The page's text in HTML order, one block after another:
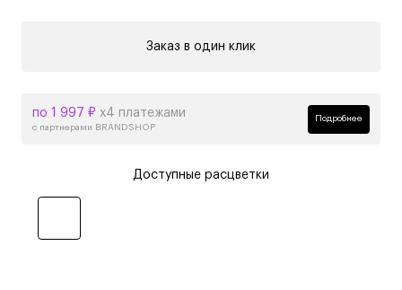
Заказ в один клик
по 1 997 ₽ х4 платежами
с партнерами BRANDSHOP
Подробнее
Доступные расцветки